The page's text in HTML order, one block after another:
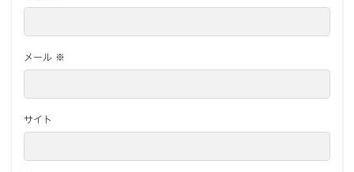
メール ※
サイト